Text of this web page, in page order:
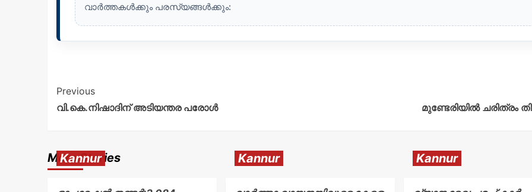
വാർത്തകൾക്കും പരസ്യങ്ങൾക്കും:
Previous
വി.കെ.നിഷാദിന് അടിയന്തര പരോൾ
മുണ്ടേരിയിൽ
More Stories
Kannur Kannur Kannur